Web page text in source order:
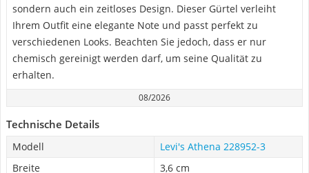
sondern auch ein zeitloses Design. Dieser Gürtel verleiht
Ihrem Outfit eine elegante Note und passt perfekt zu
verschiedenen Looks. Beachten Sie jedoch, dass er nur
chemisch gereinigt werden darf, um seine Qualität zu
erhalten.
08/2026
Technische Details
Modell
Levi's Athena 228952-3
Breite
3,6 cm